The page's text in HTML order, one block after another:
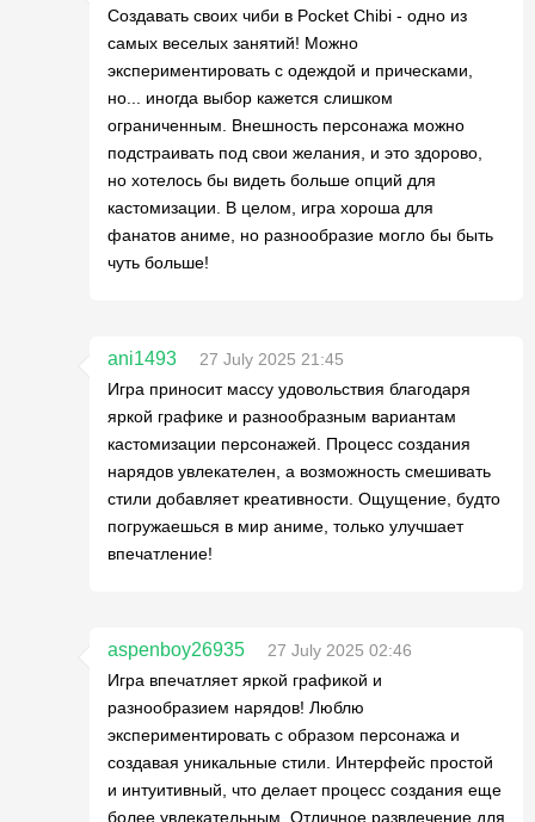
Создавать своих чиби в Pocket Chibi - одно из
самых веселых занятий! Можно
экспериментировать с одеждой и прическами,
но... иногда выбор кажется слишком
ограниченным. Внешность персонажа можно
подстраивать под свои желания, и это здорово,
но хотелось бы видеть больше опций для
кастомизации. В целом, игра хороша для
фанатов аниме, но разнообразие могло бы быть
чуть больше!
ani1493
27 July 2025 21:45
Игра приносит массу удовольствия благодаря
яркой графике и разнообразным вариантам
кастомизации персонажей. Процесс создания
нарядов увлекателен, а возможность смешивать
стили добавляет креативности. Ощущение, будто
погружаешься в мир аниме, только улучшает
впечатление!
aspenboy26935
27 July 2025 02:46
Игра впечатляет яркой графикой и
разнообразием нарядов! Люблю
экспериментировать с образом персонажа и
создавая уникальные стили. Интерфейс простой
и интуитивный, что делает процесс создания еще
более увлекательным. Отличное развлечение для